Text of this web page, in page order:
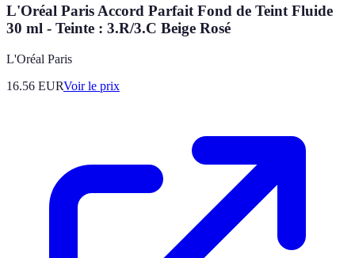
L'Oréal Paris Accord Parfait Fond de Teint Fluide
30 ml - Teinte : 3.R/3.C Beige Rosé
L'Oréal Paris
16.56 EURVoir le prix